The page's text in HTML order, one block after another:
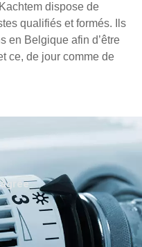
dispose de
qualifiés et formés. Ils
en Belgique afin d’être
ce, de jour comme de